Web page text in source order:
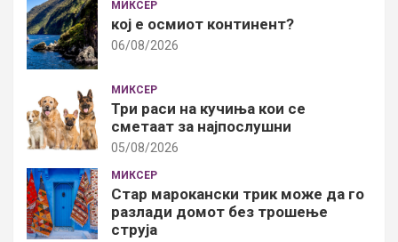
МИКСЕР
кој е осмиот континент?
06/08/2026
МИКСЕР
Три раси на кучиња кои се
сметаат за најпослушни
05/08/2026
МИКСЕР
Стар марокански трик може да го
разлади домот без трошење
струја